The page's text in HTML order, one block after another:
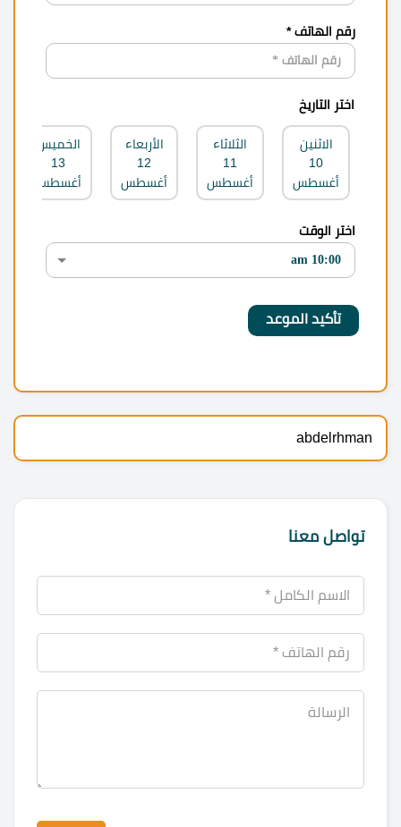
رقم الهاتف *
اختر التاريخ
الاثنين
10
أغسطس
الثلاثاء
11
أغسطس
الأربعاء
12
أغسطس
الخميس
13
أغسطس
اختر الوقت
abdelrhman
تواصل معنا